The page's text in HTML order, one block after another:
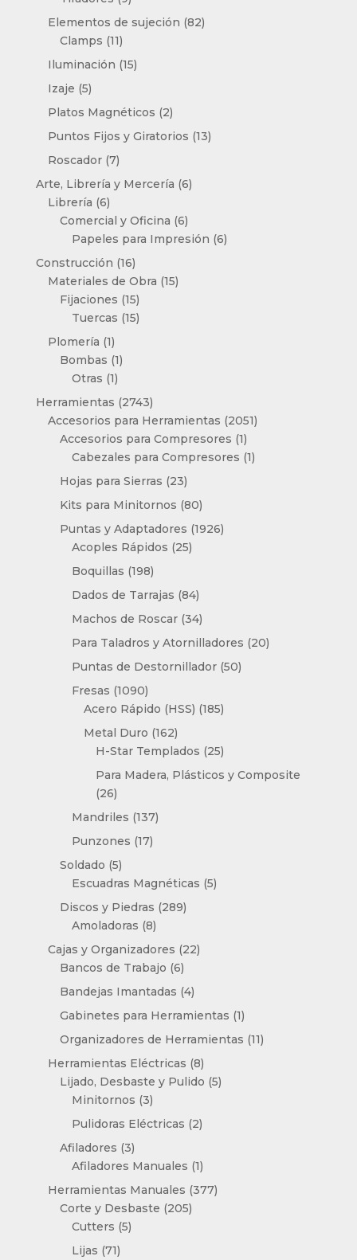
productos
Elementos de sujeción 8282
Clamps 1111
productos
Iluminación 1515
Izaje 55
productos
Platos Magnéticos 22
productos
Puntos Fijos y Giratorios 1313
Roscador 77
productos
Arte, Librería y Mercería 66
Librería 66
productos
Comercial y Oficina 66
productos
Papeles para Impresión 66
Construcción 1616
productos
Materiales de Obra 1515
Fijaciones 1515
productos
Tuercas 1515
Plomería 11
producto
Bombas 11
Otras 11
producto
Herramientas 27432743
productos
Accesorios para Herramientas 20512051
Accesorios para Compresores 11
producto
Cabezales para Compresores 11
Hojas para Sierras 2323
productos
Kits para Minitornos 8080
productos
Puntas y Adaptadores 19261926
Acoples Rápidos 2525
Boquillas 198198
productos
Dados de Tarrajas 8484
productos
Machos de Roscar 3434
productos
Para Taladros y Atornilladores 2020
Puntas de Destornillador 5050
Fresas 10901090
productos
Acero Rápido (HSS) 185185
Metal Duro 162162
productos
H-Star Templados 2525
productos
Para Madera, Plásticos y Composite
2626
productos
Mandriles 137137
Punzones 1717
Soldado 55
productos
Escuadras Magnéticas 55
Discos y Piedras 289289
Amoladoras 88
productos
Cajas y Organizadores 2222
Bancos de Trabajo 66
productos
Bandejas Imantadas 44
productos
Gabinetes para Herramientas 11
producto
Organizadores de Herramientas 1111
Herramientas Eléctricas 88
productos
Lijado, Desbaste y Pulido 55
Minitornos 33
productos
Pulidoras Eléctricas 22
Afiladores 33
productos
Afiladores Manuales 11
producto
Herramientas Manuales 377377
Corte y Desbaste 205205
Cutters 55
Lijas 7171